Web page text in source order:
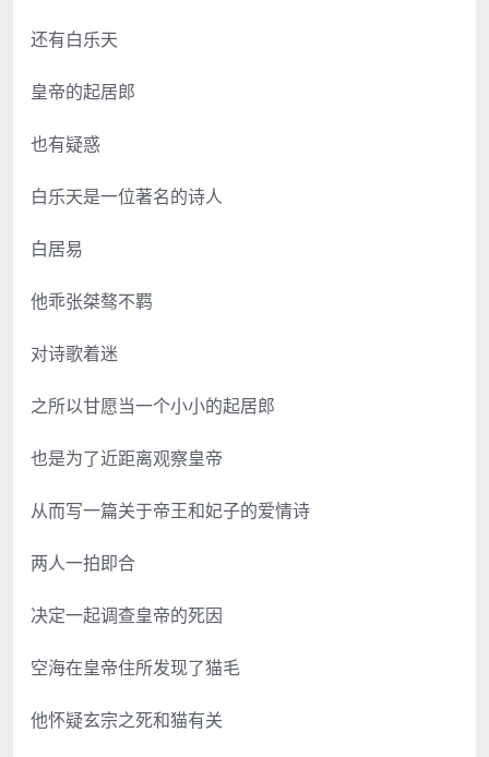
还有白乐天
皇帝的起居郎
也有疑惑
白乐天是一位著名的诗人
白居易
他乖张桀骜不羁
对诗歌着迷
之所以甘愿当一个小小的起居郎
也是为了近距离观察皇帝
从而写一篇关于帝王和妃子的爱情诗
两人一拍即合
决定一起调查皇帝的死因
空海在皇帝住所发现了猫毛
他怀疑玄宗之死和猫有关